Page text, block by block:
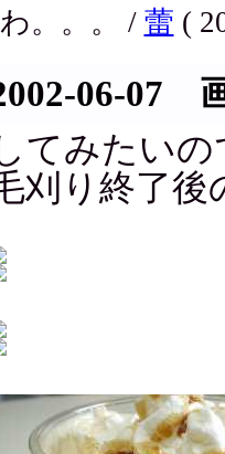
わ。。。 / 蕾 (
06-07
てみたい
刈り終了後